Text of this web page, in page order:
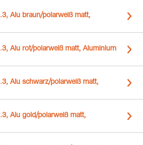
Alu braun/polarweiß matt,
Alu rot/polarweiß matt, Aluminium
Alu schwarz/polarweiß matt,
Alu gold/polarweiß matt,